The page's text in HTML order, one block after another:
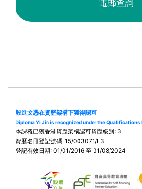
電郵查詢
毅進文憑在資歷架構下獲得認可
Diploma Yi Jin is recognized under the Qualifications
本課程已獲香港資歷架構認可資歷級別: 3
資歷名冊登記號碼: 15/003071/L3
登記有效日期: 01/01/2016 至 31/08/2024